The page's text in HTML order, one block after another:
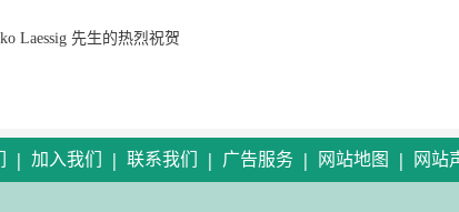
Laessig 先生的热烈祝贺
| 加入我们 | 联系我们 | 广告服务 | 网站地图 | 网站